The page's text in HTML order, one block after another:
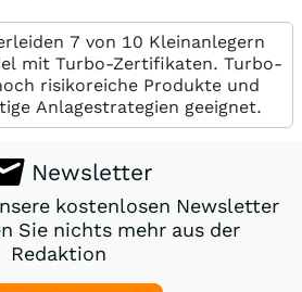
7 von 10 Kleinanlegern
mit Turbo-Zertifikaten. Turbo-
risikoreiche Produkte und
Anlagestrategien geeignet.
Newsletter
kostenlosen Newsletter
Sie nichts mehr aus der
Redaktion